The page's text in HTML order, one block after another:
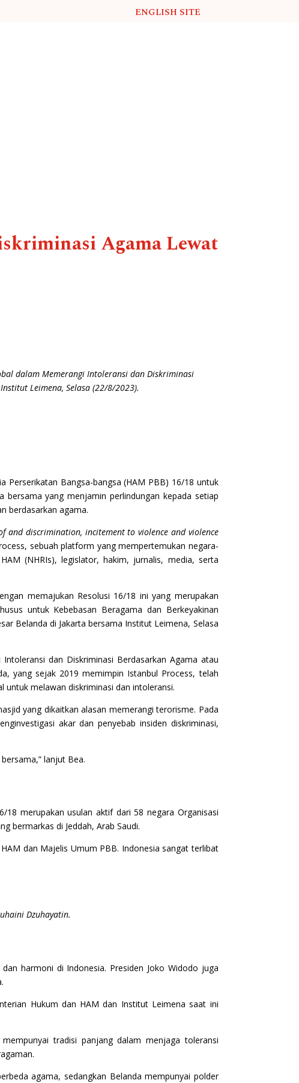
ENGLISH SITE
Agama Lewat
dalam Memerangi Intoleransi dan Diskriminasi
Leimena, Selasa (22/8/2023).
Perserikatan Bangsa-bangsa (HAM PBB) 16/18 untuk
bersama yang menjamin perlindungan kepada setiap
berdasarkan agama.
and discrimination, incitement to violence and violence
sebuah platform yang mempertemukan negara-
(NHRIs), legislator, hakim, jurnalis, media, serta
memajukan Resolusi 16/18 ini yang merupakan
untuk Kebebasan Beragama dan Berkeyakinan
Belanda di Jakarta bersama Institut Leimena, Selasa
dan Diskriminasi Berdasarkan Agama atau
yang sejak 2019 memimpin Istanbul Process, telah
melawan diskriminasi dan intoleransi.
yang dikaitkan alasan memerangi terorisme. Pada
akar dan penyebab insiden diskriminasi,
lanjut Bea.
18 merupakan usulan aktif dari 58 negara Organisasi
bermarkas di Jeddah, Arab Saudi.
dan Majelis Umum PBB. Indonesia sangat terlibat
Dzuhayatin.
harmoni di Indonesia. Presiden Joko Widodo juga
Hukum dan HAM dan Institut Leimena saat ini
tradisi panjang dalam menjaga toleransi
agama, sedangkan Belanda mempunyai polder